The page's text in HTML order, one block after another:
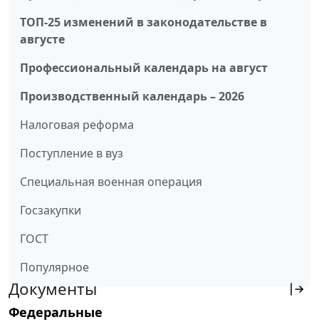
ТОП-25 изменений в законодательстве в
августе
Профессиональный календарь на август
Производственный календарь – 2026
Налоговая реформа
Поступление в вуз
Специальная военная операция
Госзакупки
ГОСТ
Популярное
Документы
Федеральные